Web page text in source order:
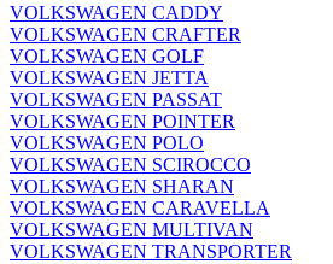
VOLKSWAGEN CADDY
VOLKSWAGEN CRAFTER
VOLKSWAGEN GOLF
VOLKSWAGEN JETTA
VOLKSWAGEN PASSAT
VOLKSWAGEN POINTER
VOLKSWAGEN POLO
VOLKSWAGEN SCIROCCO
VOLKSWAGEN SHARAN
VOLKSWAGEN CARAVELLA
VOLKSWAGEN MULTIVAN
VOLKSWAGEN TRANSPORTER